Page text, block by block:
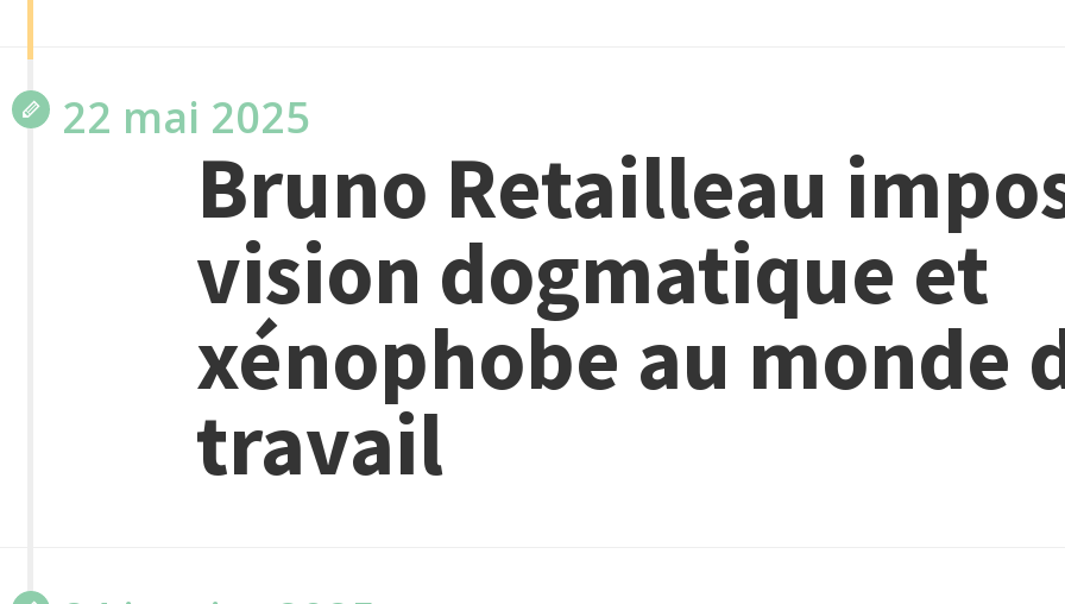
22 mai 2025
Bruno Retailleau
vision dogmatique et
xénophobe au monde
travail